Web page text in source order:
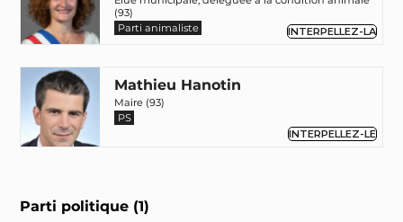
(93)
Parti animaliste
INTERPELLEZ-LA
Mathieu Hanotin
Maire (93)
PS
INTERPELLEZ-LE
Parti politique (1)